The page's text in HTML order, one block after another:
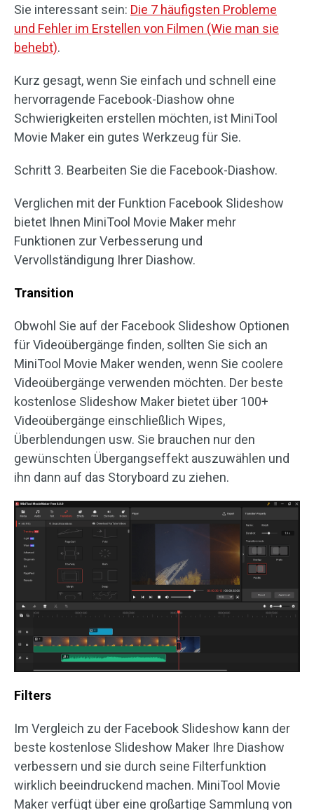
Sie interessant sein: Die 7 häufigsten Probleme
und Fehler im Erstellen von Filmen (Wie man sie
behebt).
Kurz gesagt, wenn Sie einfach und schnell eine
hervorragende Facebook-Diashow ohne
Schwierigkeiten erstellen möchten, ist MiniTool
Movie Maker ein gutes Werkzeug für Sie.
Schritt 3. Bearbeiten Sie die Facebook-Diashow.
Verglichen mit der Funktion Facebook Slideshow
bietet Ihnen MiniTool Movie Maker mehr
Funktionen zur Verbesserung und
Vervollständigung Ihrer Diashow.
Transition
Obwohl Sie auf der Facebook Slideshow Optionen
für Videoübergänge finden, sollten Sie sich an
MiniTool Movie Maker wenden, wenn Sie coolere
Videoübergänge verwenden möchten. Der beste
kostenlose Slideshow Maker bietet über 100+
Videoübergänge einschließlich Wipes,
Überblendungen usw. Sie brauchen nur den
gewünschten Übergangseffekt auszuwählen und
ihn dann auf das Storyboard zu ziehen.
Filters
Im Vergleich zu der Facebook Slideshow kann der
beste kostenlose Slideshow Maker Ihre Diashow
verbessern und sie durch seine Filterfunktion
wirklich beeindruckend machen. MiniTool Movie
Maker verfügt über eine großartige Sammlung von